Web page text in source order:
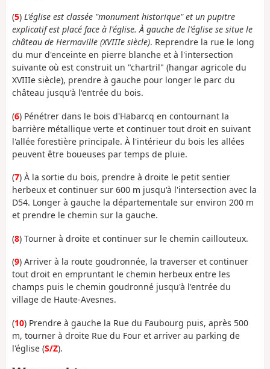
(5) L'église est classée "monument historique" et un pupitre
explicatif est placé face à l'église. À gauche de l'église se situe le
château de Hermaville (XVIIIe siècle). Reprendre la rue le long
du mur d'enceinte en pierre blanche et à l'intersection
suivante où est construit un "chartril" (hangar agricole du
XVIIIe siècle), prendre à gauche pour longer le parc du
château jusqu'à l'entrée du bois.
(6) Pénétrer dans le bois d'Habarcq en contournant la
barrière métallique verte et continuer tout droit en suivant
l'allée forestière principale. À l'intérieur du bois les allées
peuvent être boueuses par temps de pluie.
(7) À la sortie du bois, prendre à droite le petit sentier
herbeux et continuer sur 600 m jusqu'à l'intersection avec la
D54. Longer à gauche la départementale sur environ 200 m
et prendre le chemin sur la gauche.
(8) Tourner à droite et continuer sur le chemin caillouteux.
(9) Arriver à la route goudronnée, la traverser et continuer
tout droit en empruntant le chemin herbeux entre les
champs puis le chemin goudronné jusqu'à l'entrée du
village de Haute-Avesnes.
(10) Prendre à gauche la Rue du Faubourg puis, après 500
m, tourner à droite Rue du Four et arriver au parking de
l'église (S/Z).